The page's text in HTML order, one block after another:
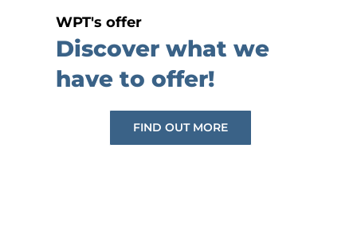
WPT's offer
Discover what we
have to offer!
FIND OUT MORE